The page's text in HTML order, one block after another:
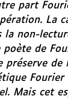
part
La
la non-
poète de
préserve de
Mais cet